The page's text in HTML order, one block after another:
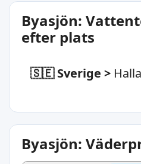
Byasjön:
efter plats
🇸🇪 Sverige >
Byasjön: